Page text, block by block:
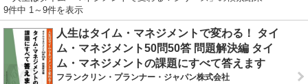
9件中 1～9件を表示
人生はタイム・マネジメントで変わる！ タイ
ム・マネジメント50問50答 問題解決編 タイ
ム・マネジメントの課題にすべて答えます
フランクリン・プランナー・ジャパン株式会社